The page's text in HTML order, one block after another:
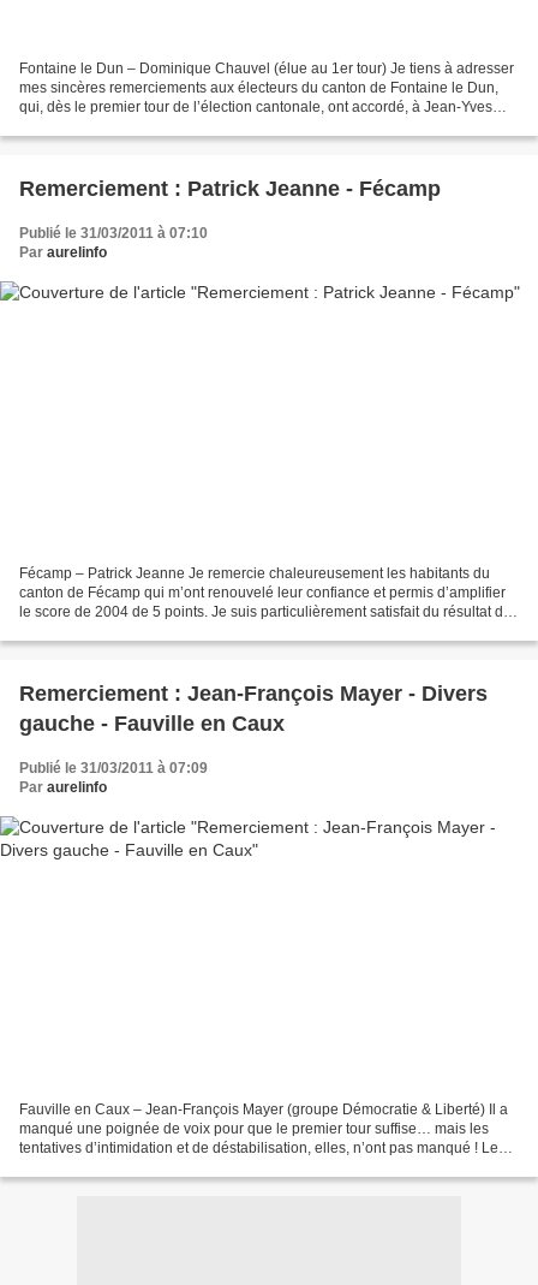
Fontaine le Dun – Dominique Chauvel (élue au 1er tour) Je tiens à adresser
mes sincères remerciements aux électeurs du canton de Fontaine le Dun,
qui, dès le premier tour de l’élection cantonale, ont accordé, à Jean-Yves
Remerciement : Patrick Jeanne - Fécamp
Publié le 31/03/2011 à 07:10
Par aurelinfo
Fécamp – Patrick Jeanne Je remercie chaleureusement les habitants du
canton de Fécamp qui m’ont renouvelé leur confiance et permis d’amplifier
le score de 2004 de 5 points. Je suis particulièrement satisfait du résultat de
Remerciement : Jean-François Mayer - Divers
gauche - Fauville en Caux
Publié le 31/03/2011 à 07:09
Par aurelinfo
Fauville en Caux – Jean-François Mayer (groupe Démocratie & Liberté) Il a
manqué une poignée de voix pour que le premier tour suffise… mais les
tentatives d’intimidation et de déstabilisation, elles, n’ont pas manqué ! Les